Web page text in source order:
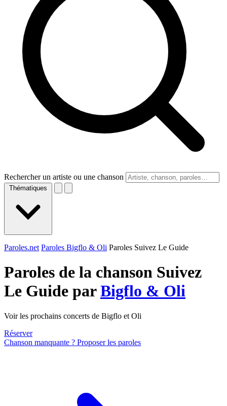
Rechercher un artiste ou une chanson
Thématiques
Paroles.net Paroles Bigflo & Oli Paroles Suivez Le Guide
Paroles de la chanson Suivez
Le Guide parBigflo & Oli
Voir les prochains concerts de Bigflo et Oli
Réserver
Chanson manquante ? Proposer les paroles